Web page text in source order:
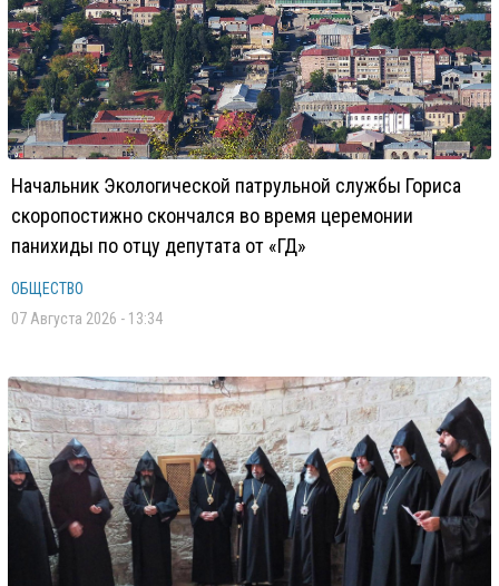
Начальник Экологической патрульной службы Гориса
скоропостижно скончался во время церемонии
панихиды по отцу депутата от «ГД»
ОБЩЕСТВО
07 Августа 2026 - 13:34